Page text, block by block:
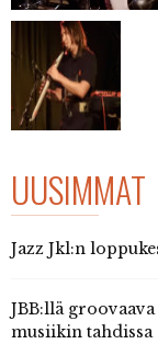
UUSIMMAT
Jazz Jkl:n
JBB:llä
musiikin tahdissa